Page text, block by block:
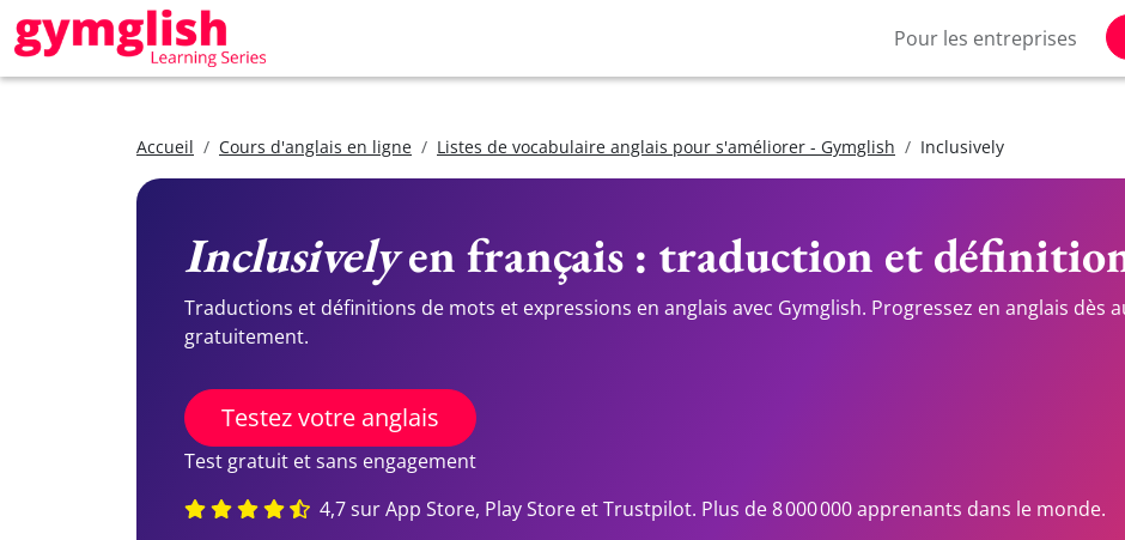
Pour les entreprises
Accueil Cours d'anglais en ligne Listes de vocabulaire anglais pour s'améliorer - Gymglish Inclusively
Inclusivelyen français : traduction et
Traductions et définitions de mots et expressions en anglais avec Gymglish. Progressez en anglais dès
gratuitement.
Testez votre anglais
Test gratuit et sans engagement
4,7 sur App Store, Play Store et Trustpilot. Plus de 8 000 000 apprenants dans le monde.